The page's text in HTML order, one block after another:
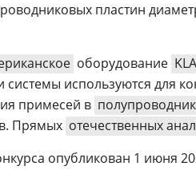
пластин
оборудование
системы используются для
примесей в
Прямых отечественных
опубликован 1 июня
с